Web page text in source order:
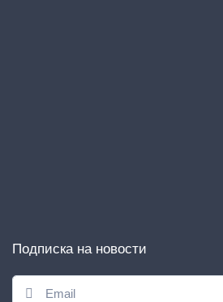
Подписка на новости